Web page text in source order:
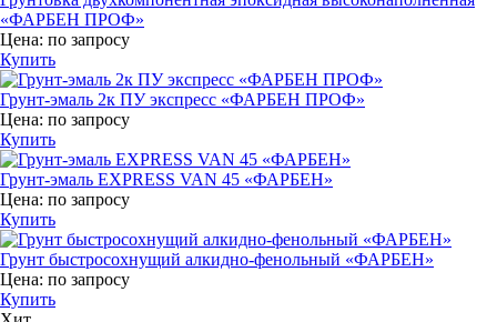
«ФАРБЕН ПРОФ»
Цена: по запросу
Купить
Грунт-эмаль 2к ПУ экспресс «ФАРБЕН ПРОФ»
Цена: по запросу
Купить
Грунт-эмаль EXPRESS VAN 45 «ФАРБЕН»
Цена: по запросу
Купить
Грунт быстросохнущий алкидно-фенольный «ФАРБЕН»
Цена: по запросу
Купить